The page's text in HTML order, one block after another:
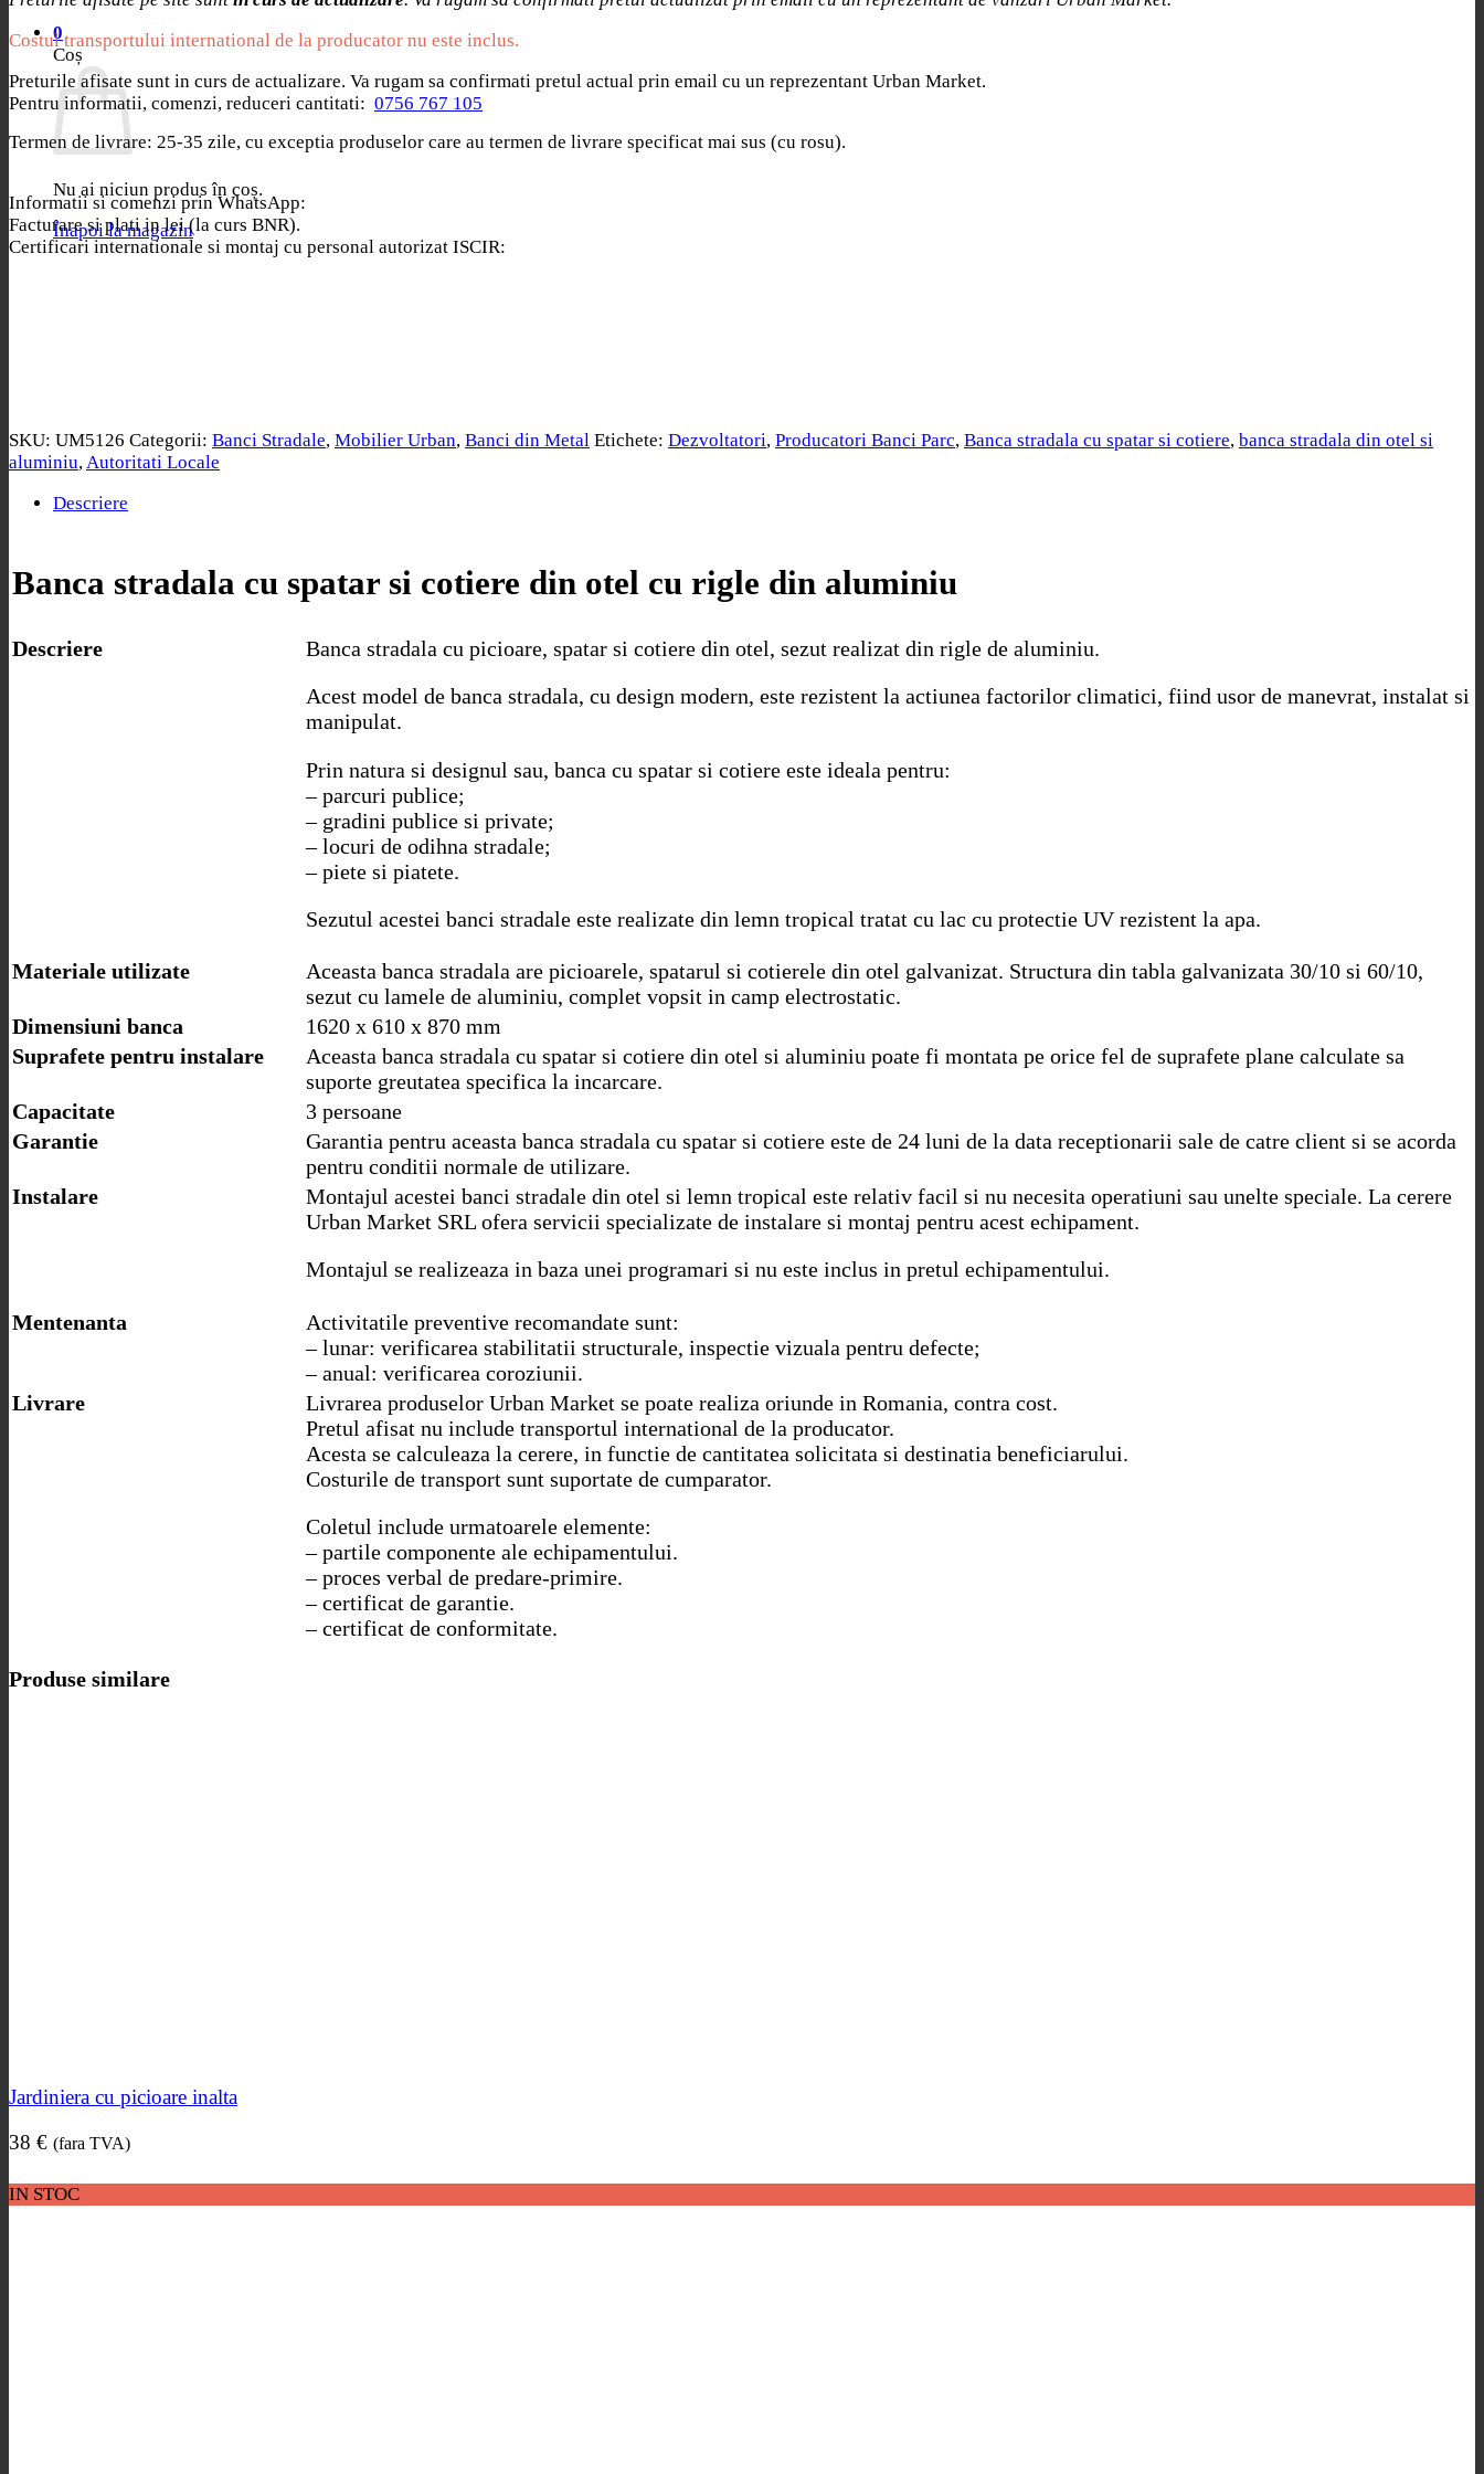
0
Coș
Nu ai niciun produs în coș.
Înapoi la magazin
Costul transportului international de la producator nu este inclus.
Preturile afisate sunt in curs de actualizare. Va rugam sa confirmati pretul actual prin email cu un reprezentant Urban Market.
Pentru informatii, comenzi, reduceri cantitati: 0756 767 105
Termen de livrare: 25-35 zile, cu exceptia produselor care au termen de livrare specificat mai sus (cu rosu).
Informatii si comenzi prin WhatsApp:
Facturare si plati in lei (la curs BNR).
Certificari internationale si montaj cu personal autorizat ISCIR:
SKU: UM5126 Categorii: Banci Stradale, Mobilier Urban, Banci din Metal Etichete: Dezvoltatori, Producatori Banci Parc, Banca stradala cu spatar si cotiere, banca stradala din otel si
aluminiu,Autoritati Locale
Descriere
Banca stradala cu spatar si cotiere din otel cu rigle din aluminiu
Descriere
Banca stradala cu picioare, spatar si cotiere din otel, sezut realizat din rigle de aluminiu.
Acest model de banca stradala, cu design modern, este rezistent la actiunea factorilor climatici, fiind usor de manevrat, instalat si
manipulat.
Prin natura si designul sau, banca cu spatar si cotiere este ideala pentru:
– parcuri publice;
– gradini publice si private;
– locuri de odihna stradale;
– piete si piatete.
Sezutul acestei banci stradale este realizate din lemn tropical tratat cu lac cu protectie UV rezistent la apa.
Materiale utilizate
Aceasta banca stradala are picioarele, spatarul si cotierele din otel galvanizat. Structura din tabla galvanizata 30/10 si 60/10,
sezut cu lamele de aluminiu, complet vopsit in camp electrostatic.
Dimensiuni banca
1620 x 610 x 870 mm
Suprafete pentru instalare
Aceasta banca stradala cu spatar si cotiere din otel si aluminiu poate fi montata pe orice fel de suprafete plane calculate sa
suporte greutatea specifica la incarcare.
Capacitate
3 persoane
Garantie
Garantia pentru aceasta banca stradala cu spatar si cotiere este de 24 luni de la data receptionarii sale de catre client si se acorda
pentru conditii normale de utilizare.
Instalare
Montajul acestei banci stradale din otel si lemn tropical este relativ facil si nu necesita operatiuni sau unelte speciale. La cerere
Urban Market SRL ofera servicii specializate de instalare si montaj pentru acest echipament.
Montajul se realizeaza in baza unei programari si nu este inclus in pretul echipamentului.
Mentenanta
Activitatile preventive recomandate sunt:
– lunar: verificarea stabilitatii structurale, inspectie vizuala pentru defecte;
– anual: verificarea coroziunii.
Livrare
Livrarea produselor Urban Market se poate realiza oriunde in Romania, contra cost.
Pretul afisat nu include transportul international de la producator.
Acesta se calculeaza la cerere, in functie de cantitatea solicitata si destinatia beneficiarului.
Costurile de transport sunt suportate de cumparator.
Coletul include urmatoarele elemente:
– partile componente ale echipamentului.
– proces verbal de predare-primire.
– certificat de garantie.
– certificat de conformitate.
Produse similare
Jardiniera cu picioare inalta
38 € (fara TVA)
IN STOC